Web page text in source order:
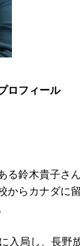
ロフィール
る鈴木貴子さ
からカナダに
入局し、長野